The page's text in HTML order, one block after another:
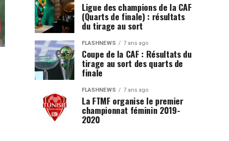
Ligue des champions de la CAF
(Quarts de finale) : résultats
du tirage au sort
FLASHNEWS 7 ans ago
Coupe de la CAF : Résultats du
tirage au sort des quarts de
finale
FLASHNEWS 7 ans ago
La FTMF organise le premier
championnat féminin 2019-
2020